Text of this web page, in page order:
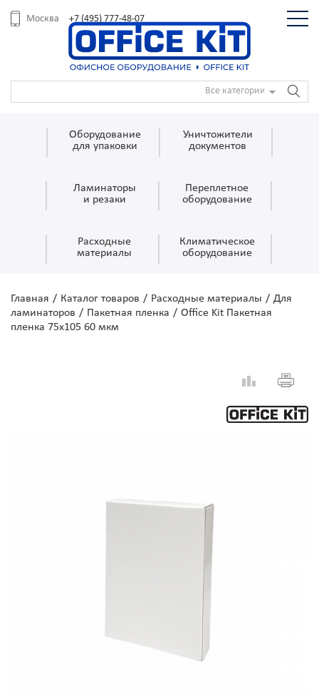
Москва +7 (495) 777-48-07
Все категории
Оборудование
для упаковки
Уничтожители
документов
Ламинаторы
и резаки
Переплетное
оборудование
Расходные
материалы
Климатическое
оборудование
Главная / Каталог товаров / Расходные материалы / Для
ламинаторов / Пакетная пленка / Office Kit Пакетная
пленка 75x105 60 мкм